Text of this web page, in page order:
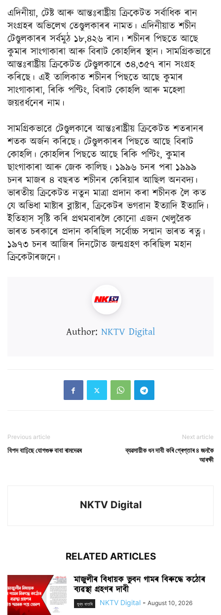
এদিনীয়া, টেষ্ট আৰু আন্তঃৰাষ্ট্ৰীয় ক্ৰিকেটত সৰ্বাধিক ৰান
সংগ্ৰহৰ অভিলেখ তেণ্ডুলকাৰৰ নামত। এদিনীয়াত শচীন
টেণ্ডুলকাৰৰ সৰ্বমুঠ ১৮,৪২৬ ৰান। শচীনৰ পিছতে আছে
কুমাৰ সাংগাকাৰা আৰু বিৰাট কোহলিৰ স্থান। সামগ্ৰিকভাৱে
আন্তঃৰাষ্ট্ৰীয় ক্ৰিকেটত টেণ্ডুলকাৰে ৩৪,৩৫৭ ৰান সংগ্ৰহ
কৰিছে। এই তালিকাত শচীনৰ পিছতে আছে কুমাৰ
সাংগাকাৰা, ৰিকি পণ্টিং, বিৰাট কোহলি আৰু মহেলা
জয়ৱৰ্ধনেৰ নাম।
সামগ্ৰিকভাৱে টেণ্ডুলকাৰে আন্তঃৰাষ্ট্ৰীয় ক্ৰিকেটত শতৰানৰ
শতক অৰ্জন কৰিছে। টেণ্ডুলকাৰৰ পিছতে আছে বিৰাট
কোহলি। কোহলিৰ পিছতে আছে ৰিকি পণ্টিং, কুমাৰ
ছাংগাকাৰা আৰু জেক কালিছ। ১৯৯৬ চনৰ পৰা ১৯৯৯
চনৰ মাজৰ ৪ বছৰত শচীনৰ কেৰিয়াৰ আছিল অনবদ্য।
ভাৰতীয় ক্ৰিকেটত নতুন মাত্ৰা প্ৰদান কৰা শচীনক লৈ কত
যে অভিধা মাষ্টাৰ ব্লাষ্টাৰ, ক্ৰিকেটৰ ভগৱান ইত্যাদি ইত্যাদি।
ইতিহাস সৃষ্টি কৰি প্ৰথমবাৰলৈ কোনো এজন খেলুৱৈক
ভাৰত চৰকাৰে প্ৰদান কৰিছিল সৰ্বোচ্চ সন্মান ভাৰত ৰত্ন।
১৯৭৩ চনৰ আজিৰ দিনটোত জন্মগ্ৰহণ কৰিছিল মহান
ক্ৰিকেটাৰজনে।
Author: NKTV Digital
Previous article
বিপদ বাঢ়িছে যোগগুৰু বাবা ৰামদেৱৰ
Next article
ব্যৱসায়ীক ধন দাবী কৰি গ্ৰেপ্তাৰ ৪ জনকৈ
আৰক্ষী
NKTV Digital
RELATED ARTICLES
মাজুলীৰ বিধায়ক ভুবন গামৰ বিৰুদ্ধে কঠোৰ
ব্যৱস্থা গ্ৰহণৰ দাবী
মুখ্য বাতৰি NKTV Digital - August 10, 2026